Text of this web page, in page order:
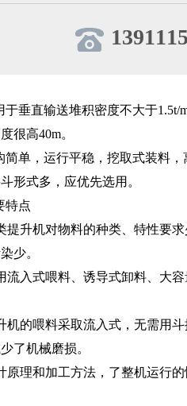
垂直输送堆积密度不大于1.5t/
很高40m。
简单，运行平稳，挖取式装料
形式多，应优先选用。
特点
提升机对物料的种类、特性要
少。
流入式喂料、诱导式卸料、大
机的喂料采取流入式，无需用
了机械磨损。
原理和加工方法，了整机运行